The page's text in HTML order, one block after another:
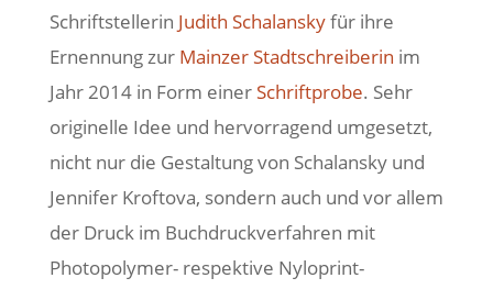
Schriftstellerin Judith Schalanskyfür ihre
Ernennung zur Mainzer Stadtschreiberin im
Jahr 2014 in Form einerSchriftprobe. Sehr
originelle Idee und hervorragend umgesetzt,
nicht nur die Gestaltung von Schalansky und
Jennifer Kroftova, sondern auch und vor allem
der Druck im Buchdruckverfahren mit
Photopolymer- respektive Nyloprint-